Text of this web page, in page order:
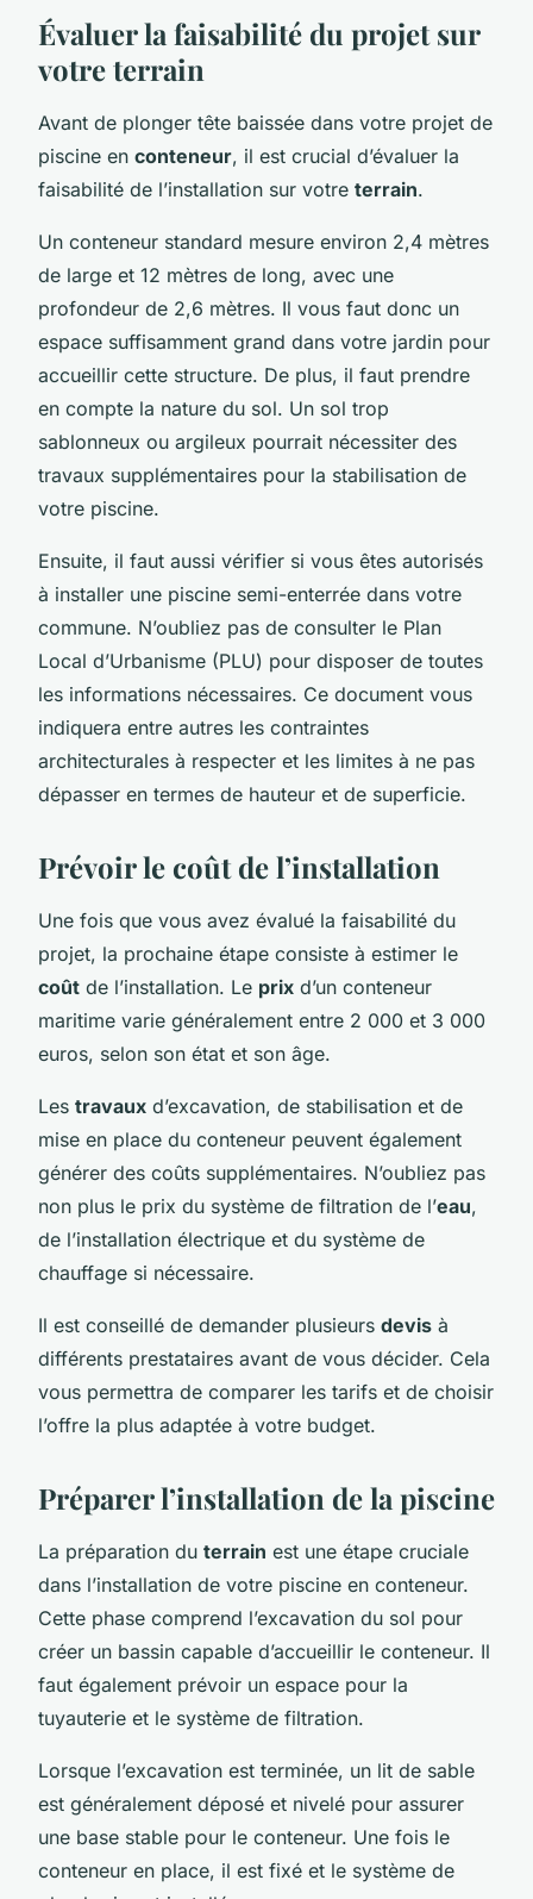
Évaluer la faisabilité du projet sur
votre terrain
Avant de plonger tête baissée dans votre projet de
piscine en conteneur, il est crucial d’évaluer la
faisabilité de l’installation sur votre terrain.
Un conteneur standard mesure environ 2,4 mètres
de large et 12 mètres de long, avec une
profondeur de 2,6 mètres. Il vous faut donc un
espace suffisamment grand dans votre jardin pour
accueillir cette structure. De plus, il faut prendre
en compte la nature du sol. Un sol trop
sablonneux ou argileux pourrait nécessiter des
travaux supplémentaires pour la stabilisation de
votre piscine.
Ensuite, il faut aussi vérifier si vous êtes autorisés
à installer une piscine semi-enterrée dans votre
commune. N’oubliez pas de consulter le Plan
Local d’Urbanisme (PLU) pour disposer de toutes
les informations nécessaires. Ce document vous
indiquera entre autres les contraintes
architecturales à respecter et les limites à ne pas
dépasser en termes de hauteur et de superficie.
Prévoir le coût de l’installation
Une fois que vous avez évalué la faisabilité du
projet, la prochaine étape consiste à estimer le
coût de l’installation. Le prix d’un conteneur
maritime varie généralement entre 2 000 et 3 000
euros, selon son état et son âge.
Les travaux d’excavation, de stabilisation et de
mise en place du conteneur peuvent également
générer des coûts supplémentaires. N’oubliez pas
non plus le prix du système de filtration de l’eau,
de l’installation électrique et du système de
chauffage si nécessaire.
Il est conseillé de demander plusieurs devis à
différents prestataires avant de vous décider. Cela
vous permettra de comparer les tarifs et de choisir
l’offre la plus adaptée à votre budget.
Préparer l’installation de la piscine
La préparation du terrain est une étape cruciale
dans l’installation de votre piscine en conteneur.
Cette phase comprend l’excavation du sol pour
créer un bassin capable d’accueillir le conteneur. Il
faut également prévoir un espace pour la
tuyauterie et le système de filtration.
Lorsque l’excavation est terminée, un lit de sable
est généralement déposé et nivelé pour assurer
une base stable pour le conteneur. Une fois le
conteneur en place, il est fixé et le système de